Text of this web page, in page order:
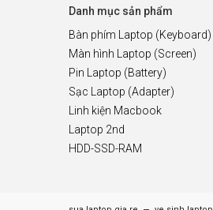
Danh mục sản phẩm
Bàn phím Laptop (Keyboard)
Màn hình Laptop (Screen)
Pin Laptop (Battery)
Sạc Laptop (Adapter)
Linh kiện Macbook
Laptop 2nd
HDD-SSD-RAM